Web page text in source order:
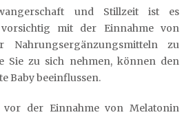
und Stillzeit ist es
mit der Einnahme von
Nahrungsergänzungsmitteln zu
Sie zu sich nehmen, können den
Baby beeinflussen.
vor der Einnahme von Melatonin